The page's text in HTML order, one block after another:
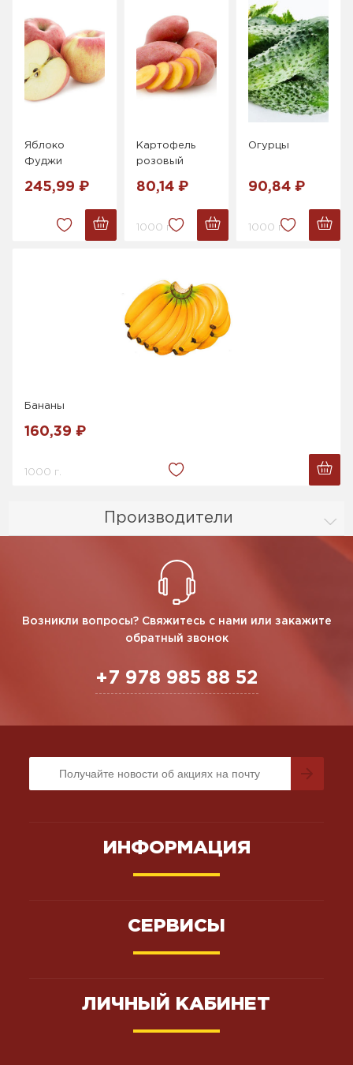
Производители
Яблоко
Фуджи
245,99 ₽
Картофель
розовый
80,14 ₽
1000 г.
Огурцы
90,84 ₽
1000 г.
Бананы
160,39 ₽
1000 г.
Возникли вопросы? Свяжитесь с нами или закажите
обратный звонок
+7 978 985 88 52
ИНФОРМАЦИЯ
СЕРВИСЫ
ЛИЧНЫЙ КАБИНЕТ